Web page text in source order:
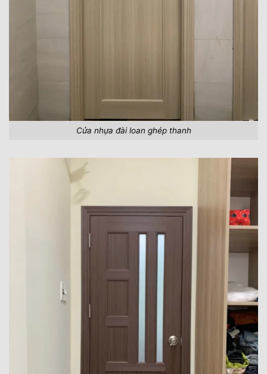
Cửa nhựa đài loan ghép thanh